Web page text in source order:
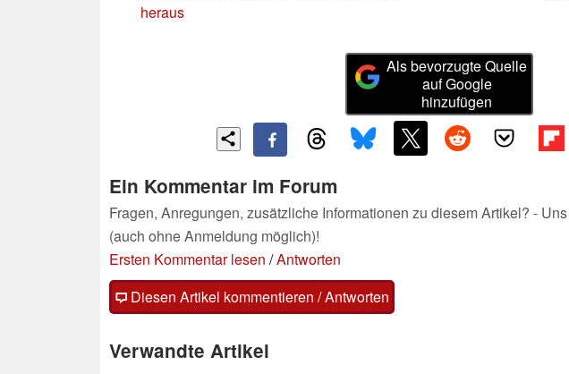
heraus
Als bevorzugte Quelle
auf Google
hinzufügen
Ein Kommentar im Forum
Fragen, Anregungen, zusätzliche Informationen zu diesem Artikel? -
(auch ohne Anmeldung möglich)!
Ersten Kommentar lesen /Antworten
Diesen Artikel kommentieren / Antworten
Verwandte Artikel